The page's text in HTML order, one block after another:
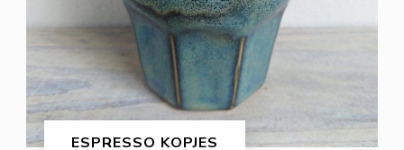
ESPRESSO KOPJES